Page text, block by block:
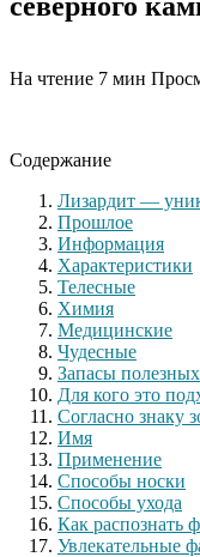
На чтение 7 мин
Содержание
Лизардит —
Прошлое
Информация
Характеристики
Телесные
Химия
Медицинские
Чудесные
Запасы
Для кого это
Согласно знаку
Имя
Применение
Способы носки
Способы ухода
Как распознать
Увлекательные